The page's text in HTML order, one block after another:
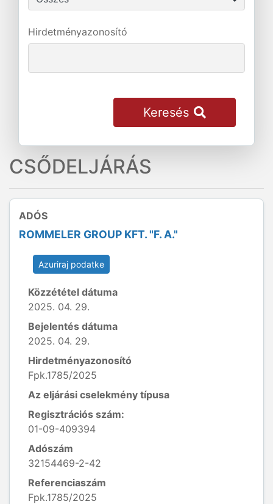
Hirdetményazonosító
Keresés
CSŐDELJÁRÁS
ADÓS
ROMMELER GROUP KFT. "F. A."
Azuriraj podatke
Közzététel dátuma
2025. 04. 29.
Bejelentés dátuma
2025. 04. 29.
Hirdetményazonosító
Fpk.1785/2025
Az eljárási cselekmény típusa
Regisztrációs szám:
01-09-409394
Adószám
32154469-2-42
Referenciaszám
Fpk.1785/2025